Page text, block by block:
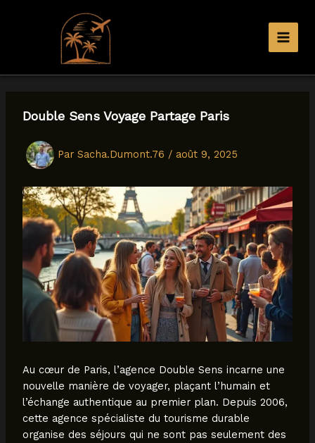
Aller
contenuDouble Sens Voyage Partage Paris
Par Sacha.Dumont.76 / août 9, 2025
Au cœur de Paris, l’agence Double Sens incarne une
nouvelle manière de voyager, plaçant l’humain et
l’échange authentique au premier plan. Depuis 2006,
cette agence spécialiste du tourisme durable
organise des séjours qui ne sont pas seulement des